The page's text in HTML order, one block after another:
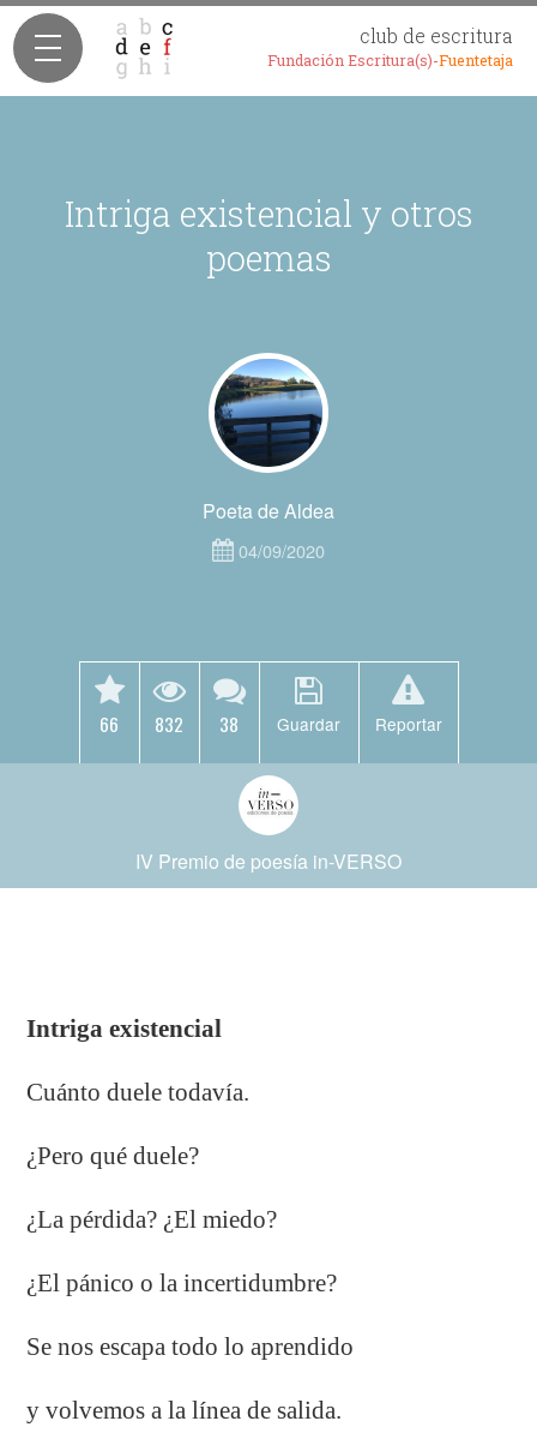
club de escritura
Fundación Escritura(s)-Fuentetaja
Intriga existencial y otros
poemas
Poeta de Aldea
04/09/2020
66 832 38 Guardar Reportar
IV Premio de poesía in-VERSO
Intriga existencial
Cuánto duele todavía.
¿Pero qué duele?
¿La pérdida? ¿El miedo?
¿El pánico o la incertidumbre?
Se nos escapa todo lo aprendido
y volvemos a la línea de salida.